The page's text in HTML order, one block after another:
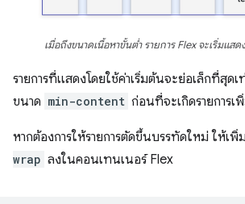
เมื่อถึงขนาดเนื้อหาขั้นต่ำ รายการ Flex จะเริ่มแส
รายการที่แสดงโดยใช้ค่าเริ่มต้นจะย่อเล็กที่สุด
ขนาด min-content ก่อนที่จะเกิดรายการเ
หากต้องการให้รายการตัดขึ้นบรรทัดใหม่ ให้เพิ่ม
wrap ลงในคอนเทนเนอร์ Flex